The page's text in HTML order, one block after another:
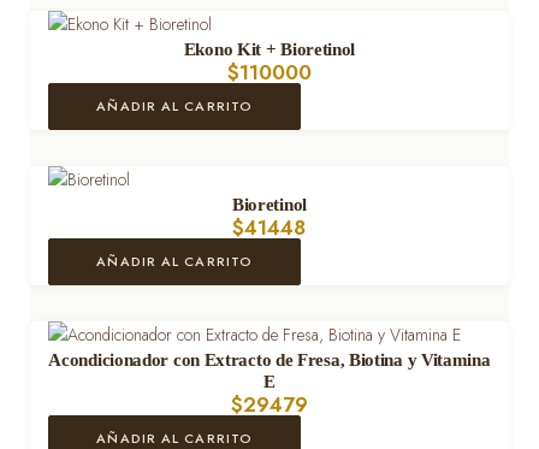
Ekono Kit + Bioretinol
$110000
AÑADIR AL CARRITO
Bioretinol
$41448
AÑADIR AL CARRITO
Acondicionador con Extracto de Fresa, Biotina y Vitamina
E
$29479
AÑADIR AL CARRITO